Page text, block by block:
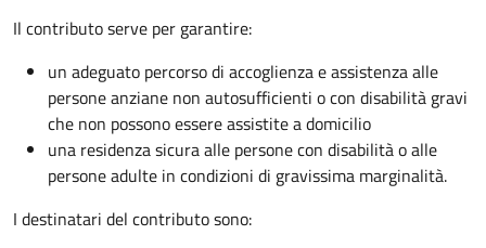
Il contributo serve per garantire:
un adeguato percorso di accoglienza e assistenza alle
persone anziane non autosufficienti o con disabilità gravi
che non possono essere assistite a domicilio
una residenza sicura alle persone con disabilità o alle
persone adulte in condizioni di gravissima marginalità.
I destinatari del contributo sono: